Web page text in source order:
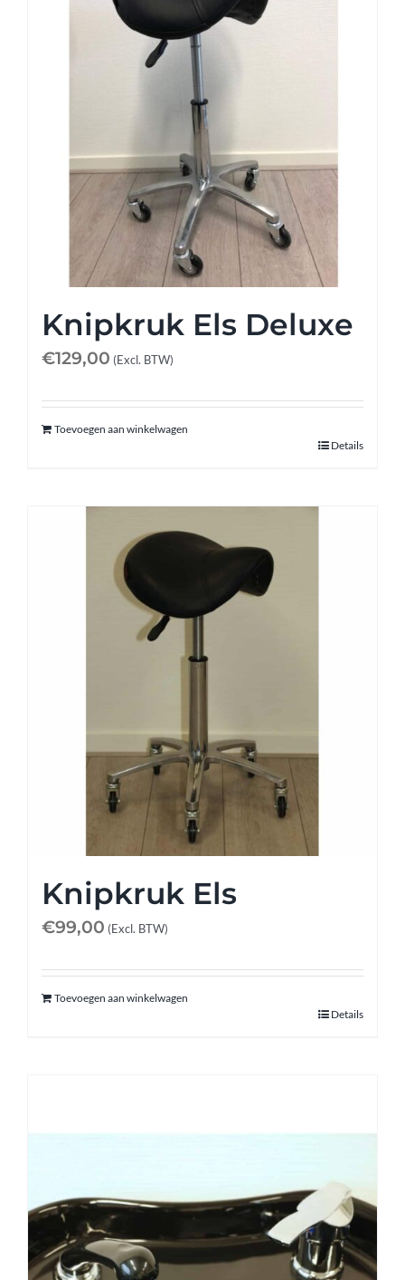
Knipkruk Els Deluxe
€129,00 (Excl. BTW)
Toevoegen aan winkelwagen
Details
Knipkruk Els
€99,00 (Excl. BTW)
Toevoegen aan winkelwagen
Details